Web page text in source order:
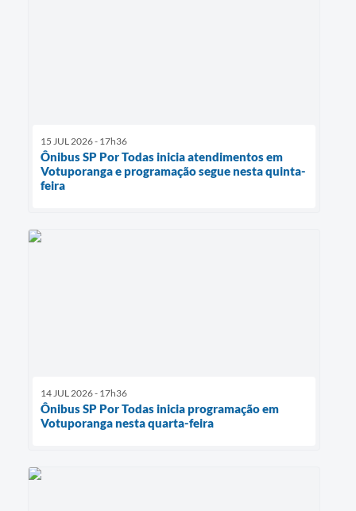
15 JUL 2026 - 17h36
Ônibus SP Por Todas inicia atendimentos em
Votuporanga e programação segue nesta quinta-
feira
14 JUL 2026 - 17h36
Ônibus SP Por Todas inicia programação em
Votuporanga nesta quarta-feira